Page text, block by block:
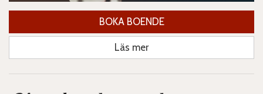
BOKA BOENDE
Läs mer